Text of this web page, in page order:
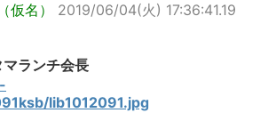
仮名）
2019/06/04(火) 17:36:41.19
ランチ会長
lib1012091.jpg